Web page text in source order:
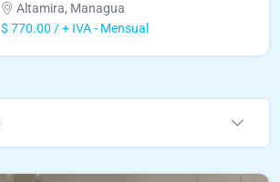
Altamira, Managua
$ 770.00 / + IVA - Mensual